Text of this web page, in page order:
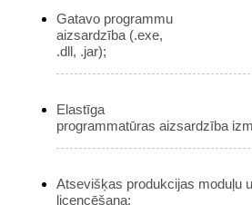
Gatavo programmu
aizsardzība (.exe,
.dll, .jar);
Elastīga
programmatūras aizsardzība
Atsevišķas produkcijas moduļu
licencēšana;